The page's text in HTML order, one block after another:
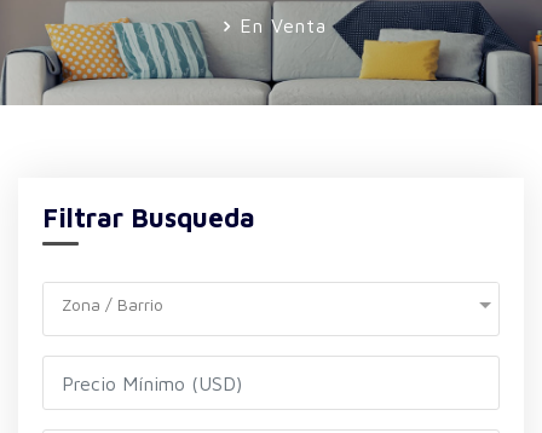
En Venta
Filtrar Busqueda
Zona / Barrio